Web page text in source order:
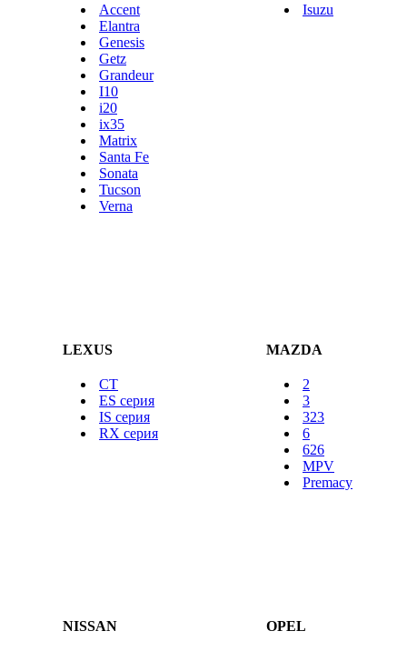
Accent
Elantra
Genesis
Getz
Grandeur
I10
i20
ix35
Matrix
Santa Fe
Sonata
Tucson
Verna
Isuzu
LEXUS MAZDA
CT
ES серия
IS серия
RX серия
2
3
323
6
626
MPV
Premacy
NISSAN OPEL